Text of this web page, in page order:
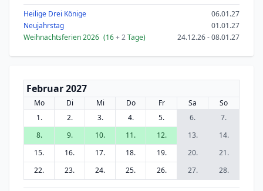
Heilige Drei Könige
06.01.27
Neujahrstag
01.01.27
Weihnachtsferien 2026 (16+ 2Tage) 24.12.26 - 08.01.27
Februar 2027
Mo Di Mi Do Fr Sa
So
1.
2. 3. 4. 5. 6.
7.
8.
9. 10. 11. 12. 13.
14.
15.
16. 17. 18. 19. 20.
21.
22.
23. 24. 25. 26. 27. 28.